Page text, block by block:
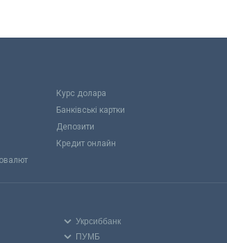
Курс долара
Банківські картки
Депозити
Кредит онлайн
Укрсиббанк
ПУМБ